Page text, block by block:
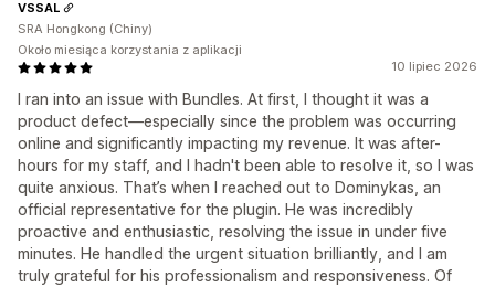
10 lipiec 2026
I ran into an issue with Bundles. At first, I thought it was a
product defect—especially since the problem was occurring
online and significantly impacting my revenue. It was after-
hours for my staff, and I hadn't been able to resolve it, so I was
quite anxious. That’s when I reached out to Dominykas, an
official representative for the plugin. He was incredibly
proactive and enthusiastic, resolving the issue in under five
minutes. He handled the urgent situation brilliantly, and I am
truly grateful for his professionalism and responsiveness. Of
VSSAL
SRA Hongkong (Chiny)
Około miesiąca korzystania z aplikacji